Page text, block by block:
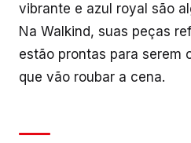
vibrante e azul royal são
Na Walkind, suas peças
estão prontas para serem
que vão roubar a cena.